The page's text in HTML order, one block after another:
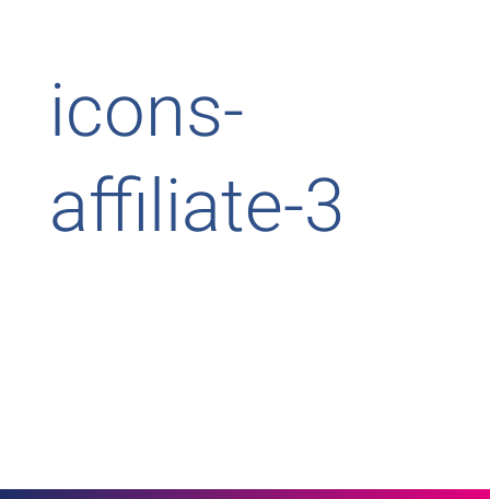
icons-
affiliate-3